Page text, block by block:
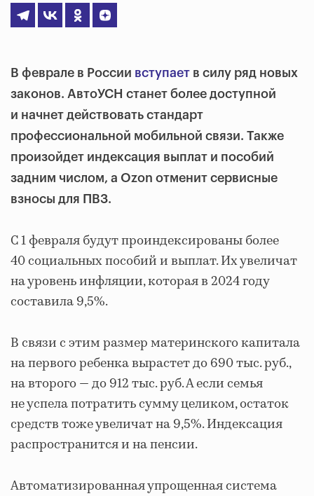
В феврале в России вступает в силу ряд новых
законов. АвтоУСН станет более доступной
и начнет действовать стандарт
профессиональной мобильной связи. Также
произойдет индексация выплат и пособий
задним числом, а Ozon отменит сервисные
взносы для ПВЗ.
С 1 февраля будут проиндексированы более
40 социальных пособий и выплат. Их увеличат
на уровень инфляции, которая в 2024 году
составила 9,5%.
В связи с этим размер материнского капитала
на первого ребенка вырастет до 690 тыс. руб.,
на второго — до 912 тыс. руб. А если семья
не успела потратить сумму целиком, остаток
средств тоже увеличат на 9,5%. Индексация
распространится и на пенсии.
Автоматизированная упрощенная система